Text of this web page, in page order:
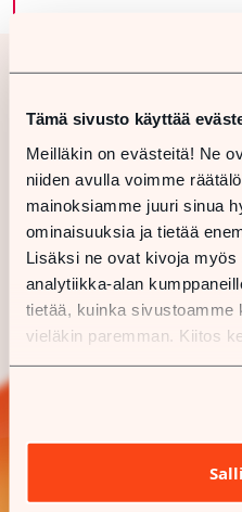
Tämä sivusto käyttää
Meilläkin on evästeitä! Ne
niiden avulla voimme
mainoksiamme juuri sinua
ominaisuuksia ja tietää
Lisäksi ne ovat kivoja
analytiikka-alan
tietää, kuinka sivustoamme
vieläkin paremman. Kiitos